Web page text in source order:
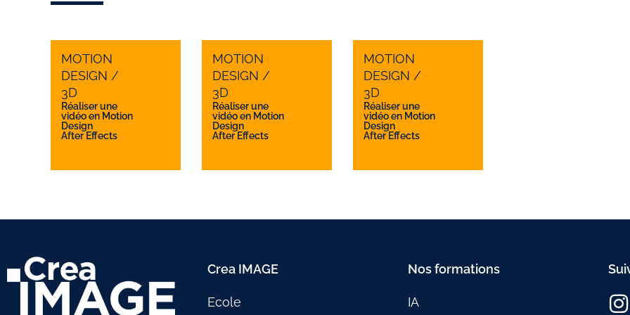
MOTION
DESIGN /
3D
Réaliser une
vidéo en Motion
Design
After Effects
MOTION
DESIGN /
3D
Réaliser une
vidéo en Motion
Design
After Effects
MOTION
DESIGN /
3D
Réaliser une
vidéo en Motion
Design
After Effects
Crea IMAGE
Ecole
Nos formations
IA